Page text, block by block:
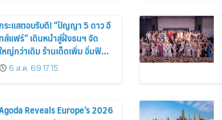
ระแสตอบรับดี! “ปัญญา 5 ดาว อี
ส์แฟร์” เดินหน้าสู่ฝั่งธนฯ จัด
หญ่กว่าเดิม ร้านเด็ดเพิ่ม อิ่มฟิน
10 วันเต็ม!
6 ส.ค. 69 17:15
Reveals Europe’s 2026